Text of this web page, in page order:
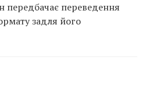
передбачає переведення
задля його